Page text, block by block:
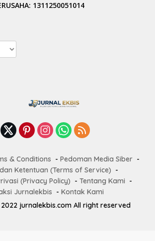
1311250051014
& Conditions
Pedoman Media Siber
Ketentuan (Terms of Service)
(Privacy Policy)
Tentang Kami
Jurnalekbis
Kontak Kami
jurnalekbis.com All right reserved